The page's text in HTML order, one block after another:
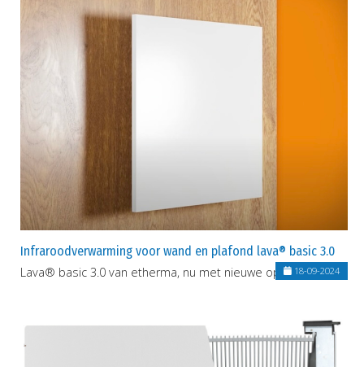
Infraroodverwarming voor wand en plafond lava® basic 3.0
Lava® basic 3.0 van etherma, nu met nieuwe ophangbeugel
18-09-2024